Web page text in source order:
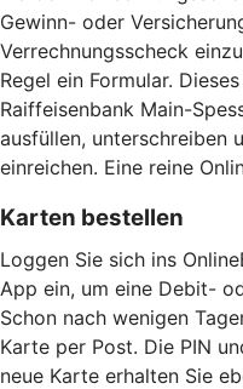
Gewinn- oder
Verrechnungsscheck
Regel ein Formular.
Raiffeisenbank Main-
ausfüllen, unterschreiben
einreichen. Eine reine
Karten bestellen
Loggen Sie sich ins
App ein, um eine Debit-
Schon nach wenigen
Karte per Post. Die PIN
neue Karte erhalten Sie